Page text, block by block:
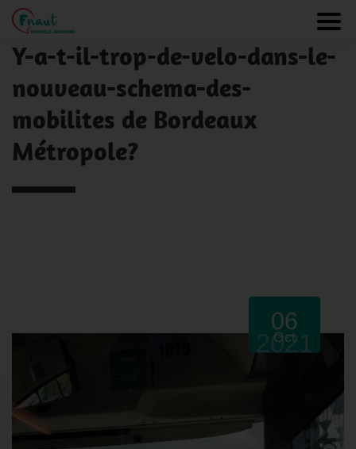
Panneau de gestion des cookies
NOS ACTUALITÉS
Y-a-t-il-trop-de-velo-dans-le-
nouveau-schema-des-
mobilites de Bordeaux
Métropole?
06
Oct
2021